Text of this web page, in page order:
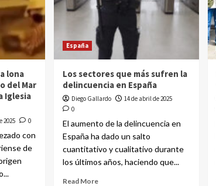
lona
del Mar
Iglesia
2025 0
con
de
España
Los sectores que más sufren la
delincuencia en España
Diego Gallardo
14 de abril de 2025
0
El aumento de la delincuencia en
España ha dado un salto
cuantitativo y cualitativo durante
los últimos años, haciendo que...
Read More